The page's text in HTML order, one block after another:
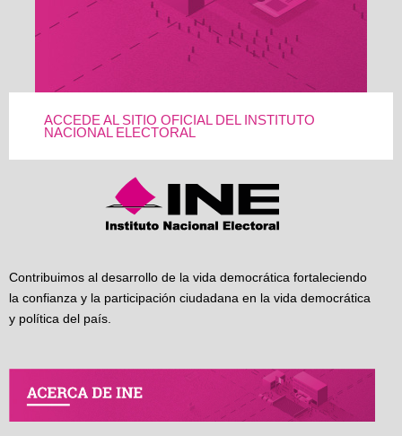
ACCEDE AL SITIO OFICIAL DEL INSTITUTO
NACIONAL ELECTORAL
Contribuimos al desarrollo de la vida democrática fortaleciendo
la confianza y la participación ciudadana en la vida democrática
y política del país.